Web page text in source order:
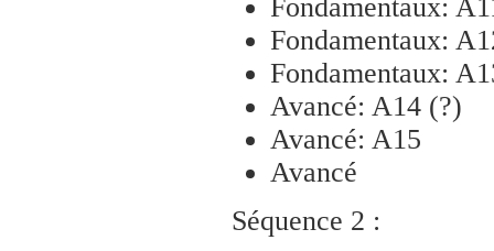
Fondamentaux:
Fondamentaux:
Fondamentaux:
Avancé: A14 (?)
Avancé: A15
Avancé
Séquence 2 :